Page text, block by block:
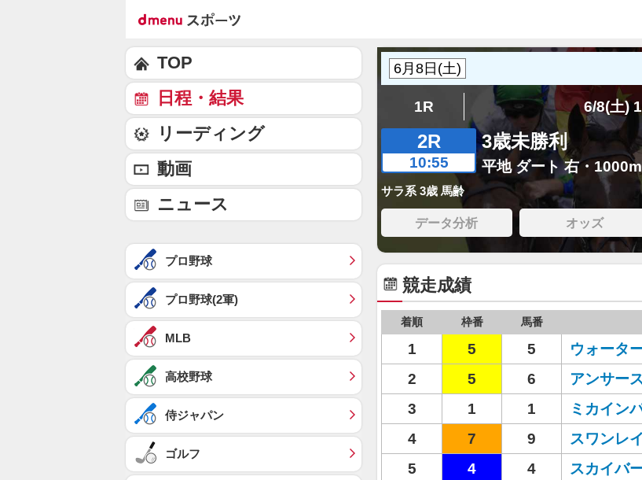
1R 6/8(土)
2R
10:55
3歳未勝利
平地 ダート 右・
サラ系 3歳 馬齢
データ分析 オッズ
競走成績
着順 枠番 馬番
1 5 5 ウォータ
2
5 6 アンサー
3
1 1 ミカイン
4
7 9 スワンレ
5
4 4 スカイバ
TOP
日程・結果
リーディング
動画
ニュース
プロ野球
プロ野球(2軍)
MLB
高校野球
侍ジャパン
ゴルフ